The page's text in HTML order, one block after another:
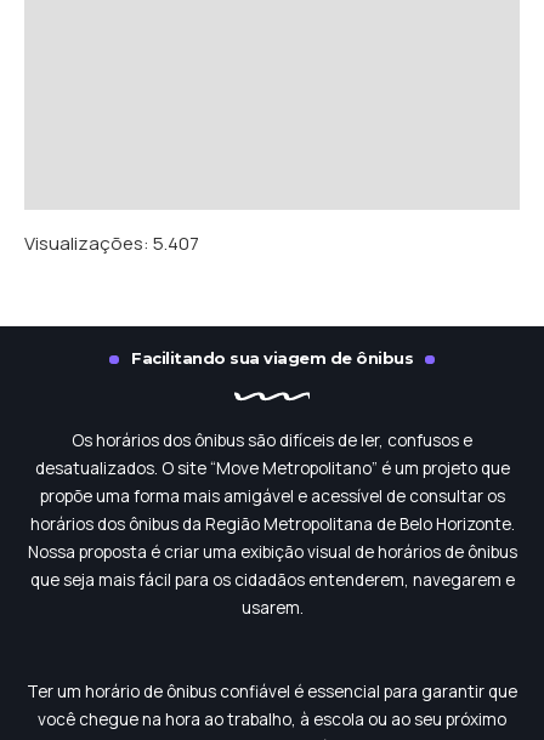
Visualizações: 5.407
Facilitando sua viagem de ônibus
Os horários dos ônibus são difíceis de ler, confusos e
desatualizados. O site “Move Metropolitano” é um projeto que
propõe uma forma mais amigável e acessível de consultar os
horários dos ônibus da Região Metropolitana de Belo Horizonte.
Nossa proposta é criar uma exibição visual de horários de ônibus
que seja mais fácil para os cidadãos entenderem, navegarem e
usarem.
Ter um horário de ônibus confiável é essencial para garantir que
você chegue na hora ao trabalho, à escola ou ao seu próximo